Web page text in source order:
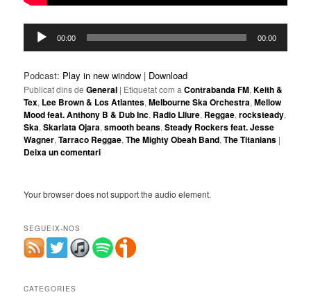
Reproductor
d'àudio
00:00 00:00
Podcast: Play in new window | Download
Publicat dins de General | Etiquetat com a Contrabanda FM,Keith &
Tex, Lee Brown & Los Atlantes,Melbourne Ska Orchestra,Mellow
Mood feat. Anthony B & Dub Inc, Radio Lliure, Reggae,rocksteady,
Ska,Skarlata Ojara,smooth beans,Steady Rockers feat. Jesse
Wagner,Tarraco Reggae,The Mighty Obeah Band,The Titanians |
Deixa un comentari
Your browser does not support the audio element.
SEGUEIX-NOS
CATEGORIES